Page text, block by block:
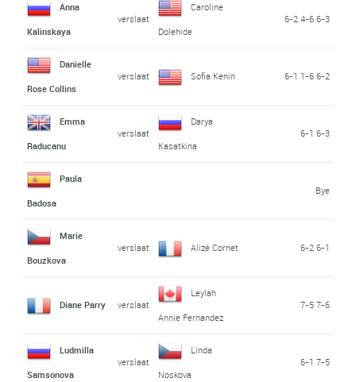
Anna
Kalinskaya
verslaat
Caroline
Dolehide
6-2 4-6 6-3
Danielle
Rose Collins
verslaat Sofia Kenin 6-1 1-6 6-2
Emma
Raducanu
verslaat
Darya
Kasatkina
6-1 6-3
Paula
Badosa
Bye
Marie
Bouzkova
verslaat Alizé Cornet 6-2 6-1
Diane Parry verslaat
Leylah
Annie Fernandez
7-5 7-6
Ludmilla
Samsonova
verslaat
Linda
Noskova
6-1 7-5